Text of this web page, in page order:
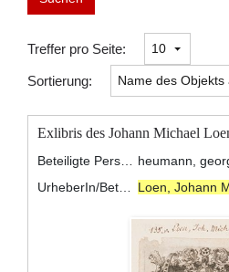
Suchtreffer:
Treffer pro Seite:
Sortierung:
Exlibris des Johann Michael
heumann,
Loen, Johann